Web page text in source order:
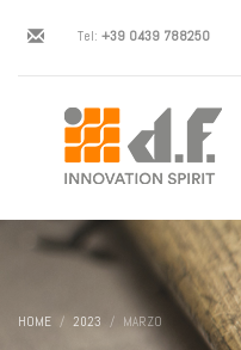
Tel: +39 0439 788250
HOME 2023 MARZO